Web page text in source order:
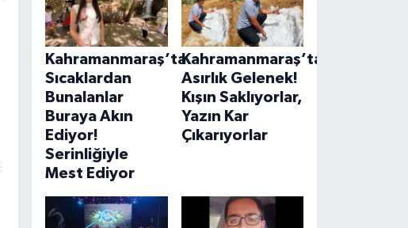
Kahramanmaraş’ta
Sıcaklardan
Bunalanlar
Buraya Akın
Ediyor!
Serinliğiyle
Mest Ediyor
Kahramanmaraş’ta
Asırlık Gelenek!
Kışın Saklıyorlar,
Yazın Kar
Çıkarıyorlar